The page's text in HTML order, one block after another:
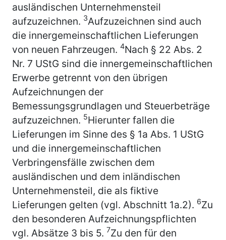
ausländischen Unternehmensteil
aufzuzeichnen. 3Aufzuzeichnen sind auch
die innergemeinschaftlichen Lieferungen
von neuen Fahrzeugen. 4Nach § 22 Abs. 2
Nr. 7 UStG sind die innergemeinschaftlichen
Erwerbe getrennt von den übrigen
Aufzeichnungen der
Bemessungsgrundlagen und Steuerbeträge
aufzuzeichnen. 5Hierunter fallen die
Lieferungen im Sinne des § 1a Abs. 1 UStG
und die innergemeinschaftlichen
Verbringensfälle zwischen dem
ausländischen und dem inländischen
Unternehmensteil, die als fiktive
Lieferungen gelten (vgl. Abschnitt 1a.2). 6Zu
den besonderen Aufzeichnungspflichten
vgl. Absätze 3 bis 5. 7Zu den für den